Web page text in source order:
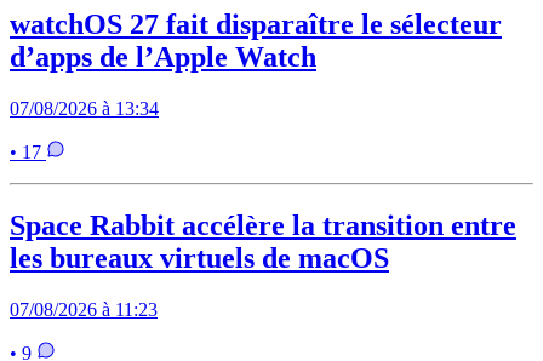
watchOS 27 fait disparaître le sélecteur
d’apps de l’Apple Watch
07/08/2026 à 13:34
• 17
Space Rabbit accélère la transition entre
les bureaux virtuels de macOS
07/08/2026 à 11:23
• 9